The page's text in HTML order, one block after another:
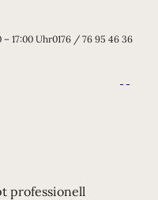
– 17:00 Uhr0176 / 76 95 46 36
professionell